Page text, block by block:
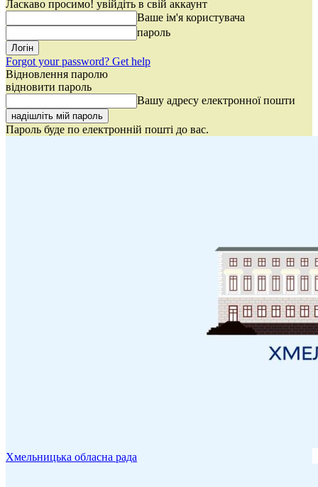
Ласкаво просимо! увійдіть в свій аккаунт
Ваше ім'я користувача
пароль
Forgot your password? Get help
Відновлення паролю
відновити пароль
Вашу адресу електронної пошти
Пароль буде по електронній пошті до вас.
Хмельницька обласна рада